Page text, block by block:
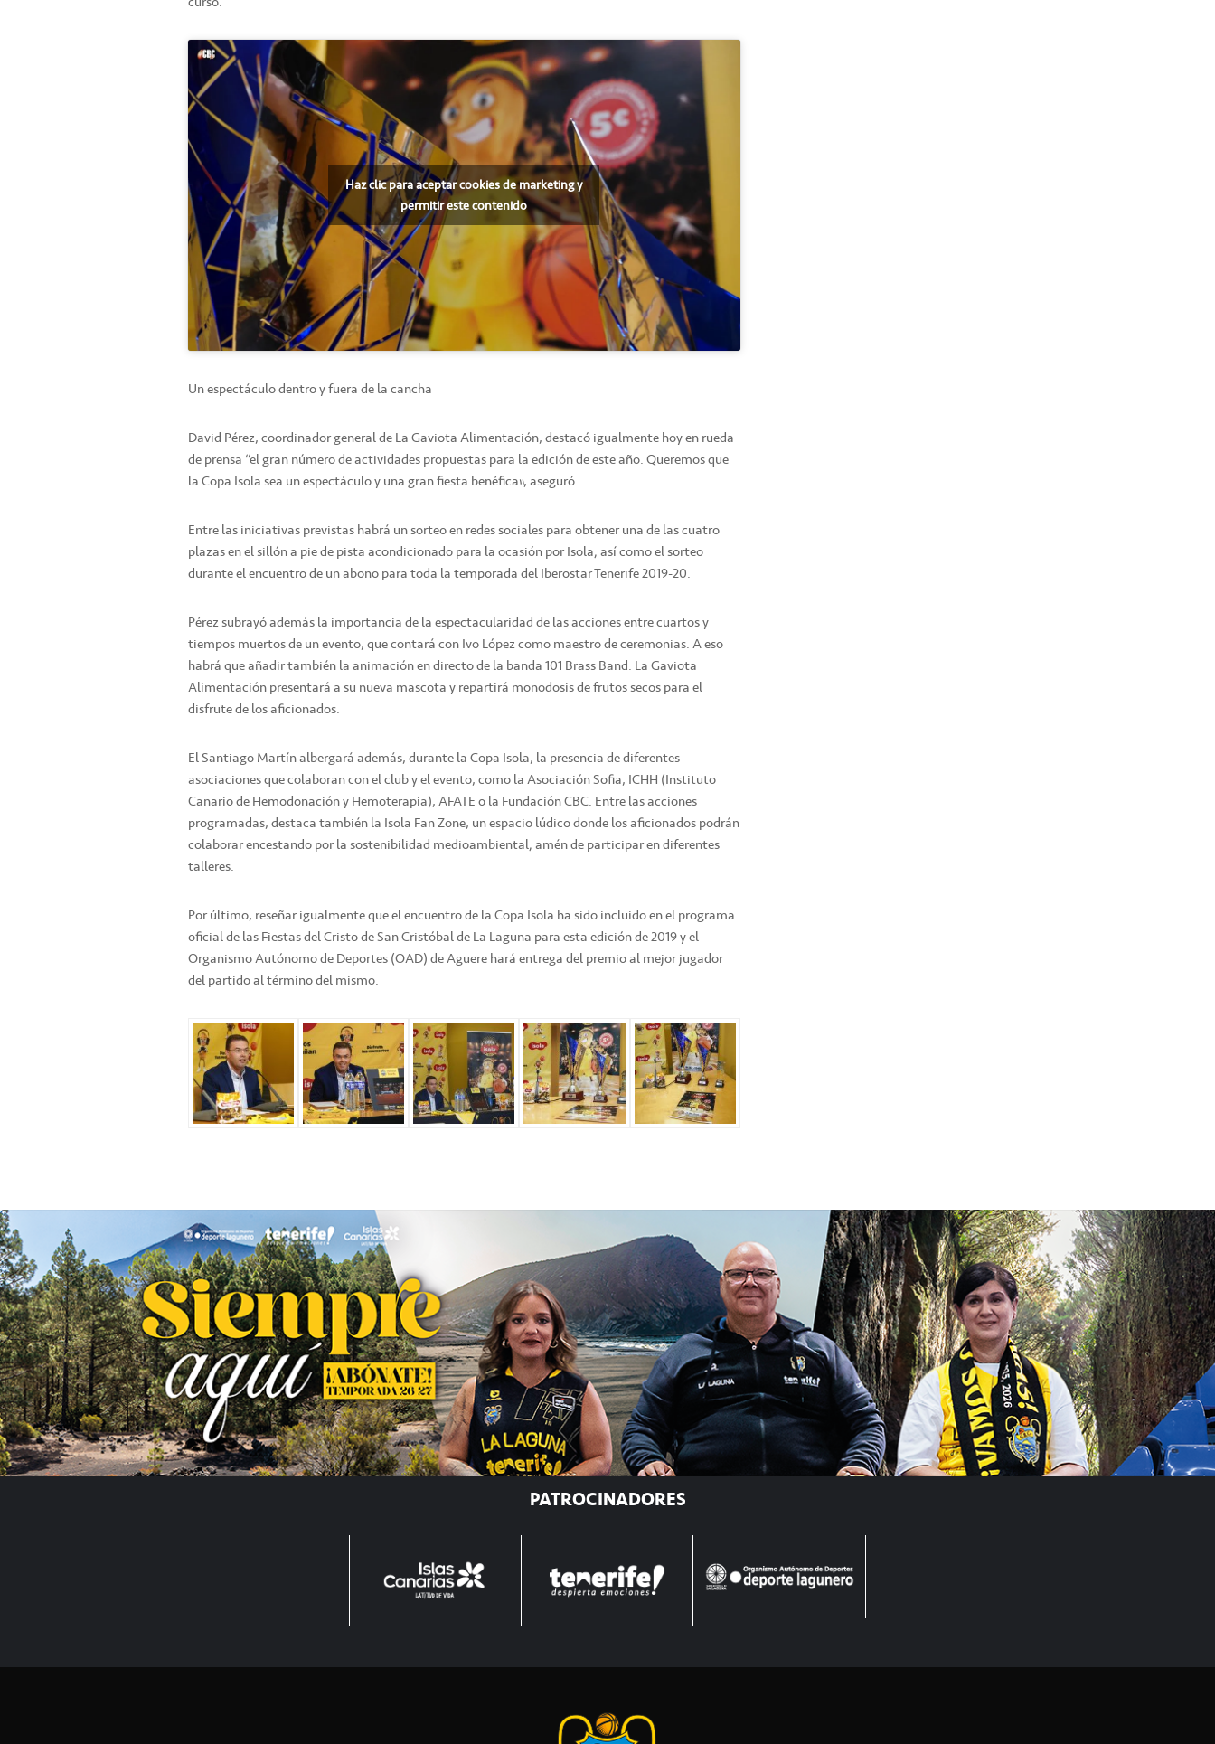
Haz clic para aceptar cookies de marketing y
permitir este contenido
Un espectáculo dentro y fuera de la cancha
David Pérez, coordinador general de La Gaviota Alimentación, destacó igualmente hoy en rueda
de prensa “el gran número de actividades propuestas para la edición de este año. Queremos que
la Copa Isola sea un espectáculo y una gran fiesta benéfica”, aseguró.
Entre las iniciativas previstas habrá un sorteo en redes sociales para obtener una de las cuatro
plazas en el sillón a pie de pista acondicionado para la ocasión por Isola; así como el sorteo
durante el encuentro de un abono para toda la temporada del Iberostar Tenerife 2019-20.
Pérez subrayó además la importancia de la espectacularidad de las acciones entre cuartos y
tiempos muertos de un evento, que contará con Ivo López como maestro de ceremonias. A eso
habrá que añadir también la animación en directo de la banda 101 Brass Band. La Gaviota
Alimentación presentará a su nueva mascota y repartirá monodosis de frutos secos para el
disfrute de los aficionados.
El Santiago Martín albergará además, durante la Copa Isola, la presencia de diferentes
asociaciones que colaboran con el club y el evento, como la Asociación Sofia, ICHH (Instituto
Canario de Hemodonación y Hemoterapia), AFATE o la Fundación CBC. Entre las acciones
programadas, destaca también la Isola Fan Zone, un espacio lúdico donde los aficionados podrán
colaborar encestando por la sostenibilidad medioambiental; amén de participar en diferentes
talleres.
Por último, reseñar igualmente que el encuentro de la Copa Isola ha sido incluido en el programa
oficial de las Fiestas del Cristo de San Cristóbal de La Laguna para esta edición de 2019 y el
Organismo Autónomo de Deportes (OAD) de Aguere hará entrega del premio al mejor jugador
del partido al término del mismo.
PATROCINADORES